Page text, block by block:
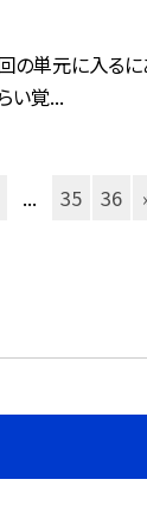
の単元に入る
い覚...
... 35 36